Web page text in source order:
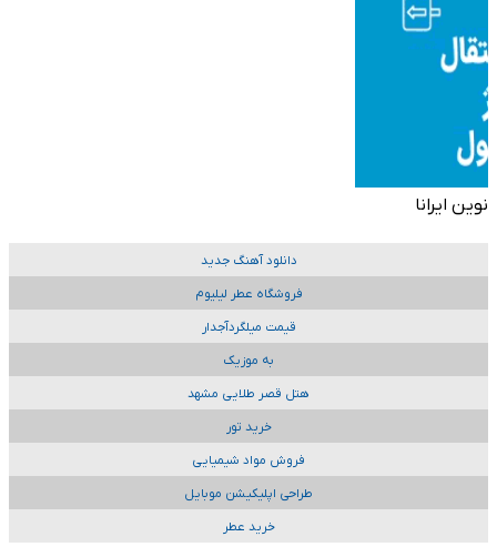
نوین ایرانا
دانلود آهنگ جدید
فروشگاه عطر لیلیوم
قیمت میلگردآجدار
به موزیک
هتل قصر طلایی مشهد
خرید تور
فروش مواد شیمیایی
طراحی اپلیکیشن موبایل
خرید عطر